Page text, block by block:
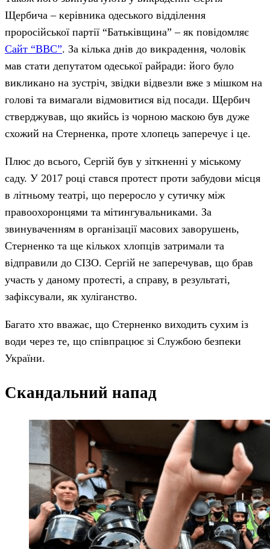
Щербича – керівника одеського відділення
проросійської партії “Батьківщина” – як повідомляє
Сайт “BBC”. За кілька днів до викрадення, чоловік
мав стати депутатом одеської райради: його було
викликано на зустріч, звідки відвезли вже з мішком на
голові та вимагали відмовитися від посади. Щербич
стверджував, що якийсь із чорною маскою був дуже
схожий на Стерненка, проте хлопець заперечує і це.
Плюс до всього, Сергій був у зіткненні у міському
саду. У 2017 році стався протест проти забудови місця
в літньому театрі, що переросло у сутичку між
правоохоронцями та мітингувальниками. За
звинуваченням в організації масових заворушень,
Стерненко та ще кількох хлопців затримали та
відправили до СІЗО. Сергій не заперечував, що брав
участь у даному протесті, а справу, в результаті,
зафіксували, як хуліганство.
Багато хто вважає, що Стерненко виходить сухим із
води через те, що співпрацює зі Службою безпеки
України.
Скандальний напад